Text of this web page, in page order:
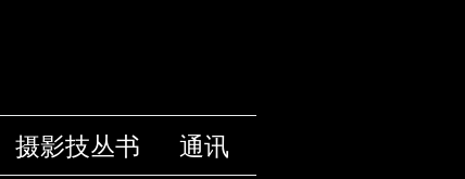
摄影技丛书 通讯